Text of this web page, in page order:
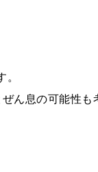
ん息の可能性も